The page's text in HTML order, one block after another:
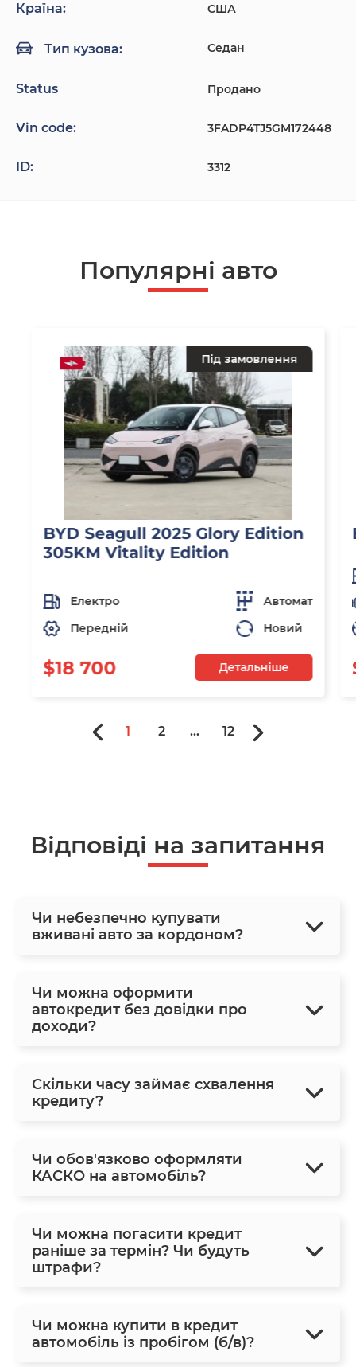
Країна: США
Тип кузова: Седан
Status Продано
Vin code: 3FADP4TJ5GM172448
ID: 3312
Популярнi авто
Під замовлення
BYD Seagull 2025 Glory Edition
305KM Vitality Edition
Електро
Автомат
Передній
Новий
$18 700 Детальніше
1 2 ... 12
Відповіді на запитання
Чи небезпечно купувати
вживані авто за кордоном?
Чи можна оформити
автокредит без довідки про
доходи?
Скільки часу займає схвалення
кредиту?
Чи обов'язково оформляти
КАСКО на автомобіль?
Чи можна погасити кредит
раніше за термін? Чи будуть
штрафи?
Чи можна купити в кредит
автомобіль із пробігом (б/в)?